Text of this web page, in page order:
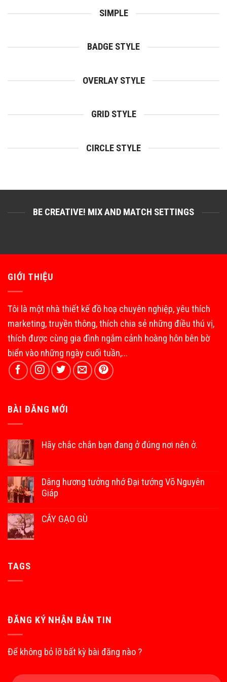
SIMPLE
BADGE STYLE
OVERLAY STYLE
GRID STYLE
CIRCLE STYLE
BE CREATIVE! MIX AND MATCH SETTINGS
GIỚI THIỆU
Tôi là một nhà thiết kế đồ hoạ chuyên nghiệp, yêu thích
marketing, truyền thông, thích chia sẻ những điều thú vị,
thích được cùng gia đình ngắm cảnh hoàng hôn bên bờ
biển vào những ngày cuối tuần,...
BÀI ĐĂNG MỚI
Hãy chắc chắn bạn đang ở đúng nơi nên ở.
Dâng hương tưởng nhớ Đại tướng Võ Nguyên
Giáp
CÂY GẠO GÙ
TAGS
ĐĂNG KÝ NHẬN BẢN TIN
Để không bỏ lỡ bất kỳ bài đăng nào ?